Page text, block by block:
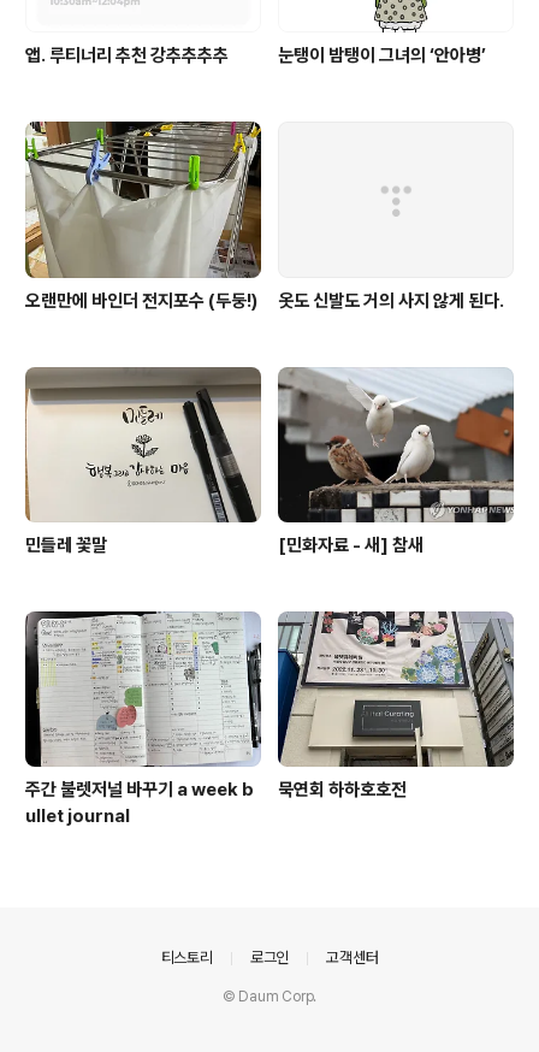
앱. 루티너리 추천 강추추추추 눈탱이 밤탱이 그녀의 ‘안아병’
오랜만에 바인더 전지포수 (두둥!) 옷도 신발도 거의 사지 않게 된다.
민들레 꽃말 [민화자료 - 새] 참새
주간 불렛저널 바꾸기 a week b
ullet journal
묵연회 하하호호전
티스토리 로그인 고객센터
© Daum Corp.